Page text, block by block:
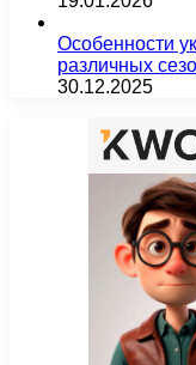
Особенности
различных
30.12.2025